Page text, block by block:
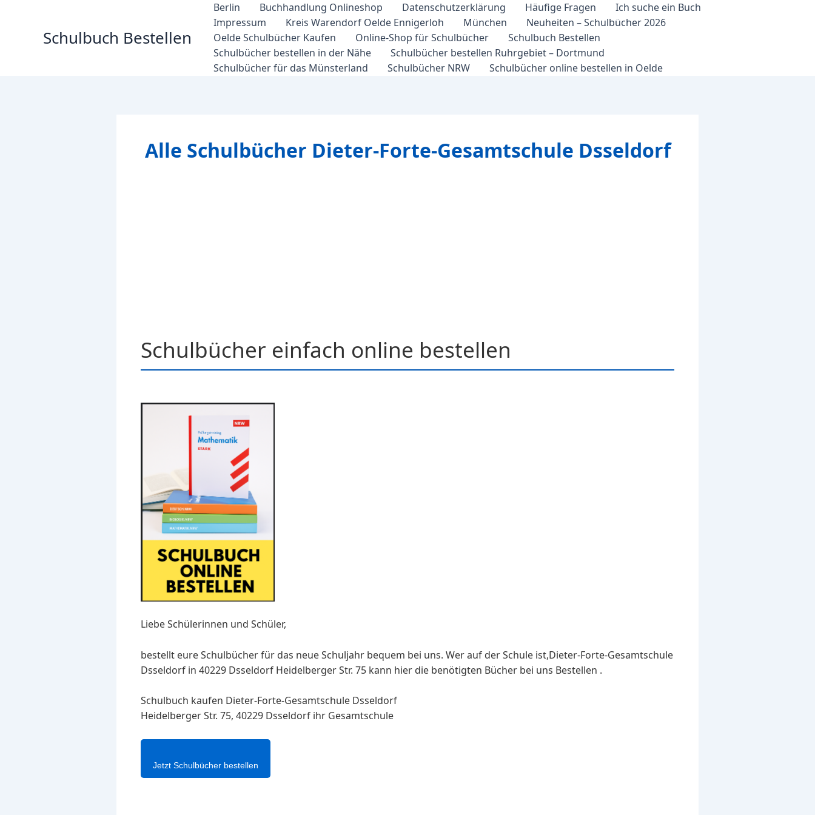
Schulbuch Bestellen
Berlin Buchhandlung Onlineshop Datenschutzerklärung Häufige Fragen
Ich suche ein Buch
Impressum
Kreis Warendorf Oelde Ennigerloh München
Neuheiten – Schulbücher 2026
Oelde Schulbücher Kaufen
Online-Shop für Schulbücher
Schulbuch Bestellen
Schulbücher bestellen in der Nähe
Schulbücher bestellen Ruhrgebiet – Dortmund
Schulbücher für das Münsterland
Schulbücher NRW Schulbücher online bestellen in Oelde
Alle Schulbücher Dieter-Forte-Gesamtschule Dsseldorf
Schulbücher einfach online bestellen
Liebe Schülerinnen und Schüler,
bestellt eure Schulbücher für das neue Schuljahr bequem bei uns. Wer auf der Schule ist,Dieter-Forte-Gesamtschule
Dsseldorf in 40229 Dsseldorf Heidelberger Str. 75 kann hier die benötigten Bücher bei uns Bestellen .
Schulbuch kaufen Dieter-Forte-Gesamtschule Dsseldorf
Heidelberger Str. 75, 40229 Dsseldorf ihr Gesamtschule
Jetzt Schulbücher bestellen